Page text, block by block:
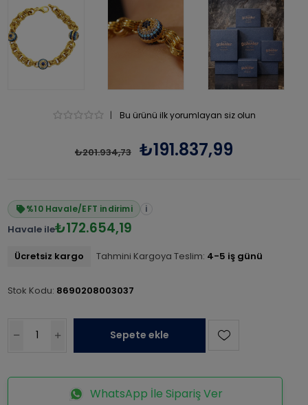
| Bu ürünü ilk yorumlayan siz olun
₺201.934,73 ₺191.837,99
%10 Havale/EFT indirimi i
Havale ile₺172.654,19
Ücretsiz kargo Tahmini Kargoya Teslim: 4-5 iş günü
Stok Kodu: 8690208003037
Sepete ekle
WhatsApp İle Sipariş Ver